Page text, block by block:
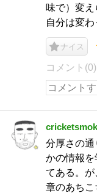
味で）変
自分は変わ
ナイス
コメント(0)
分厚さの
かの情報
てある。
章のあち